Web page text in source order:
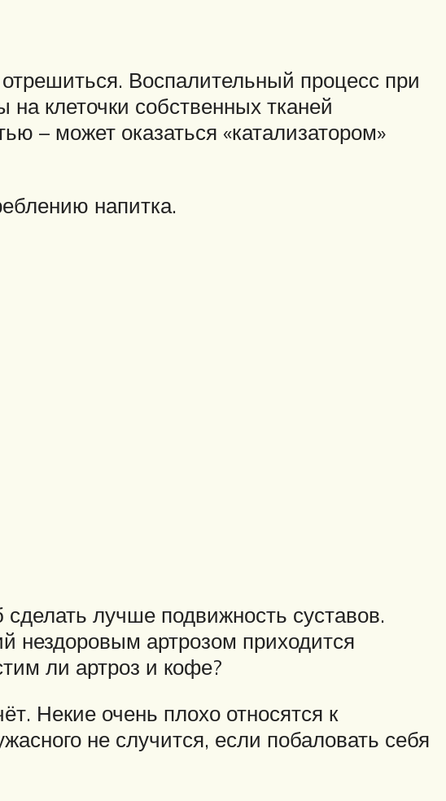
Воспалительный процесс при
клеточки собственных тканей
– может оказаться «катализатором»
напитка.
лучше подвижность суставов.
нездоровым артрозом приходится
ли артроз и кофе?
Некие очень плохо относятся к
не случится, если побаловать себя